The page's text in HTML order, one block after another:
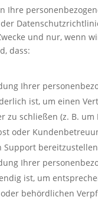
Ihre
und nur, wenn
dass:
Ihrer
ist, um einen
zu schließen (z. B. um
oder
Support
Ihrer
ist, um
behördlichen